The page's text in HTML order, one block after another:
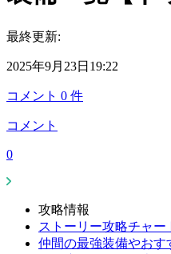
最終更新:
2025年9月23日19:22
コメント 0 件
コメント
0
攻略情報
ストーリー攻略チャー
仲間の最強装備やおす